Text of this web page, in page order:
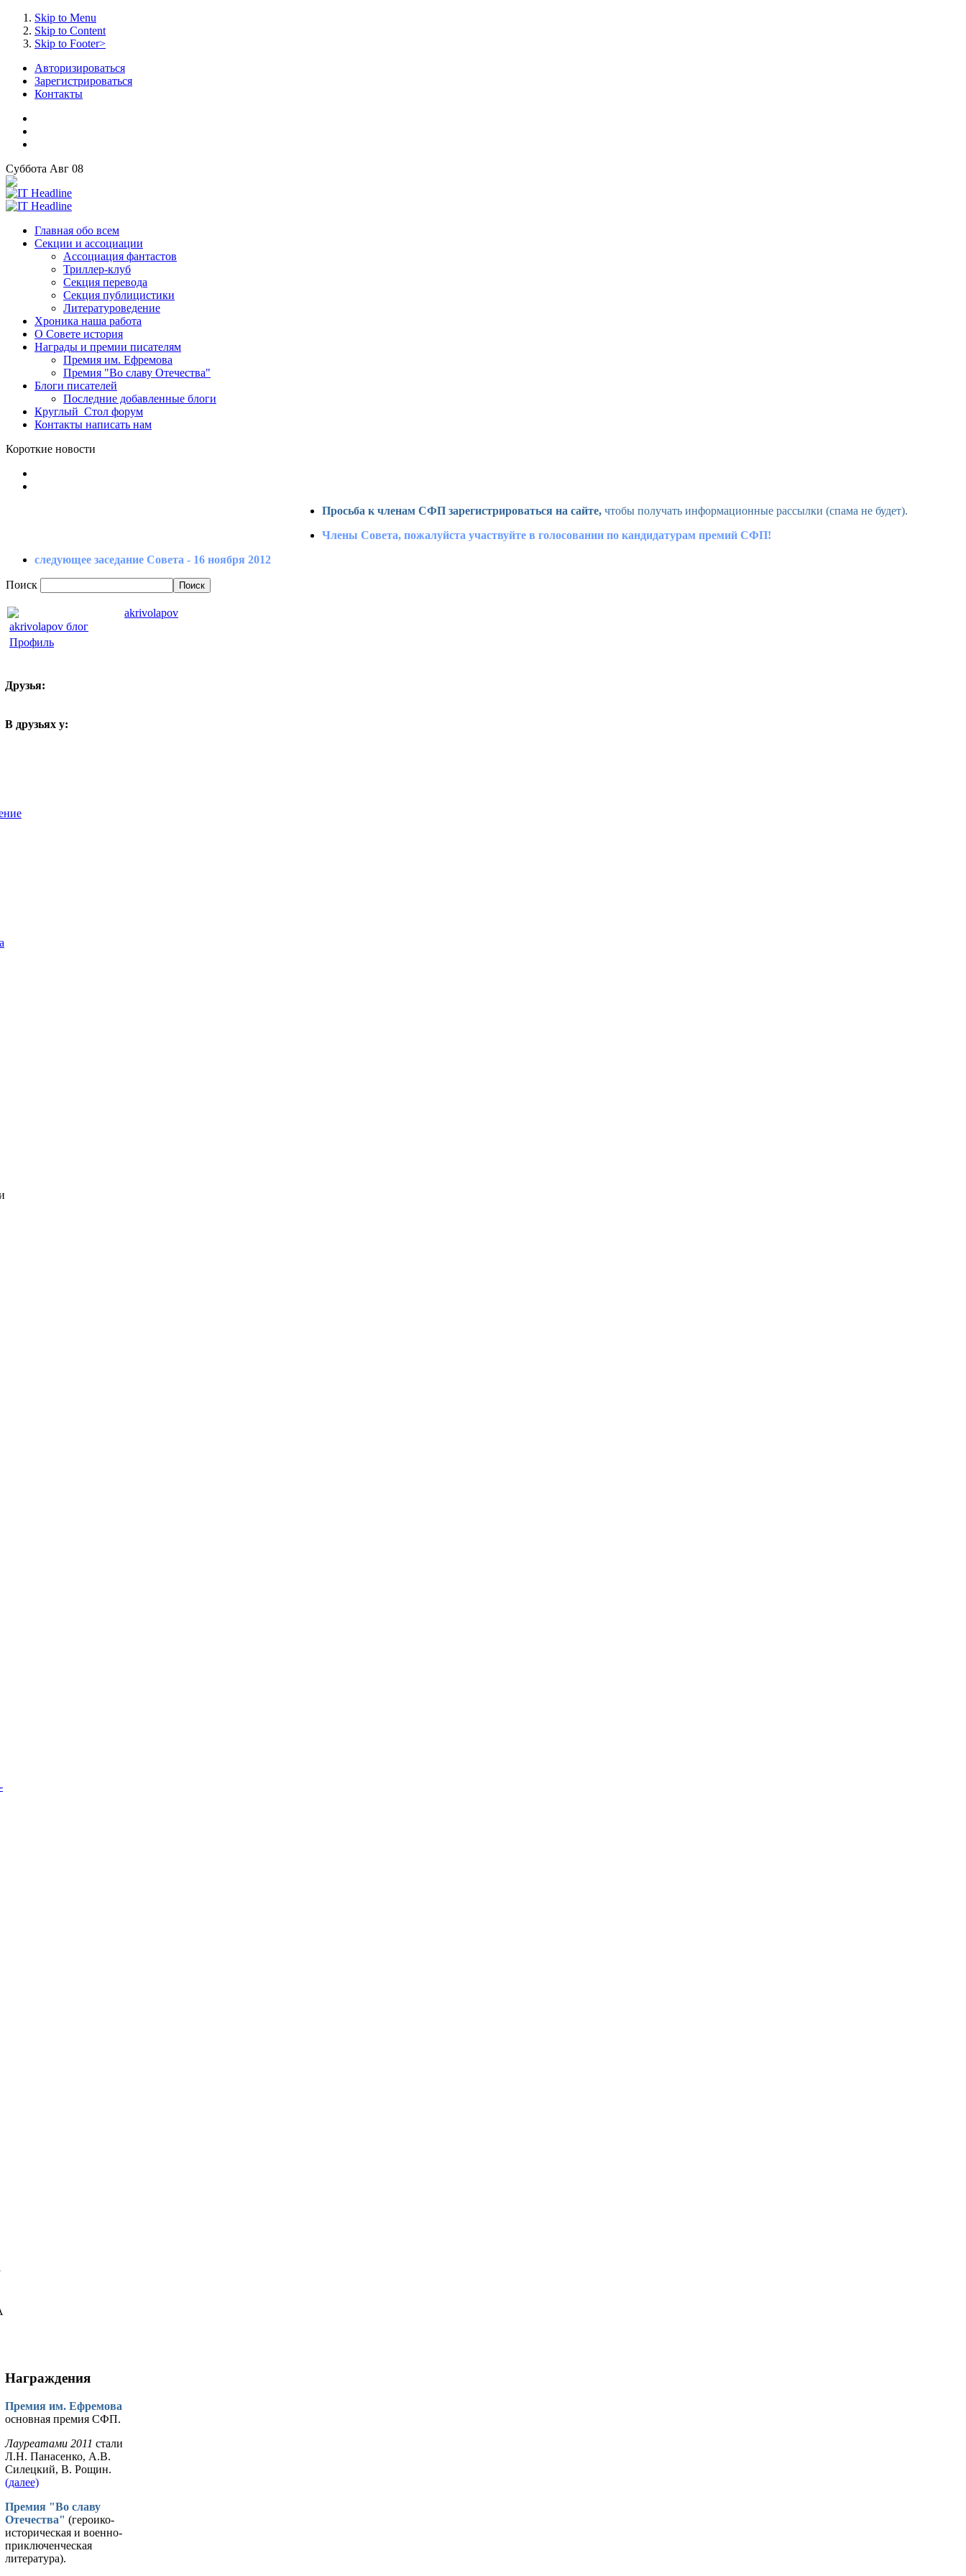
Skip to Menu
Skip to Content
Skip to Footer>
Авторизироваться
Зарегистрироваться
Контакты
Суббота Авг 08
Главная обо всем
Секции и ассоциации
Ассоциация фантастов
Триллер-клуб
Секция перевода
Секция публицистики
Литературоведение
Хроника наша работа
О Совете история
Награды и премии писателям
Премия им. Ефремова
Премия "Во славу Отечества"
Блоги писателей
Последние добавленные блоги
Круглый_Стол форум
Контакты написать нам
Короткие новости
Просьба к членам СФП зарегистрироваться на сайте, чтобы получать информационные рассылки (спама не будет).
Члены Совета, пожалуйста участвуйте в голосовании по кандидатурам премий СФП!
следующее заседание Совета - 16 ноября 2012
Поиск
akrivolapov блог
Профиль
akrivolapov
Друзья:
В друзьях у:
Награждения
Премия им. Ефремова
основная премия СФП.
Лауреатами 2011 стали
Л.Н. Панасенко, А.В.
Силецкий, В. Рощин.
(далее)
Премия "Во славу
Отечества" (героико-
историческая и военно-
приключенческая
литература).